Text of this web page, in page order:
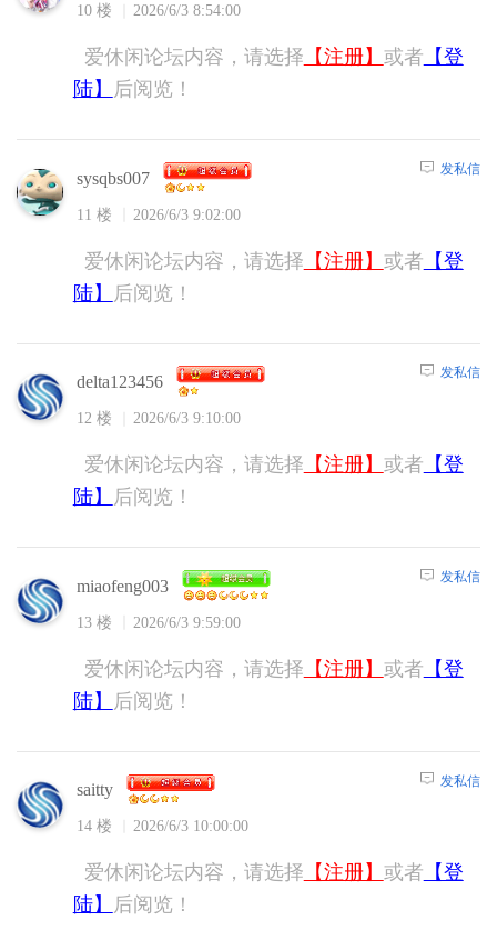
10 楼 2026/6/3 8:54:00
爱休闲论坛内容，请选择 【注册】 或者 【登
陆】
后阅览！
sysqbs007
11 楼 2026/6/3 9:02:00
发私信
爱休闲论坛内容，请选择 【注册】 或者 【登
陆】
后阅览！
delta123456
12 楼 2026/6/3 9:10:00
发私信
爱休闲论坛内容，请选择 【注册】 或者 【登
陆】
后阅览！
miaofeng003
13 楼 2026/6/3 9:59:00
发私信
爱休闲论坛内容，请选择 【注册】 或者 【登
陆】
后阅览！
saitty
14 楼 2026/6/3 10:00:00
发私信
爱休闲论坛内容，请选择 【注册】 或者 【登
陆】
后阅览！